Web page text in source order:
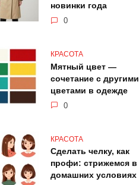
новинки года
0
КРАСОТА
Мятный цвет —
сочетание с другими
цветами в одежде
0
КРАСОТА
Сделать челку, как
профи: стрижемся в
домашних условиях